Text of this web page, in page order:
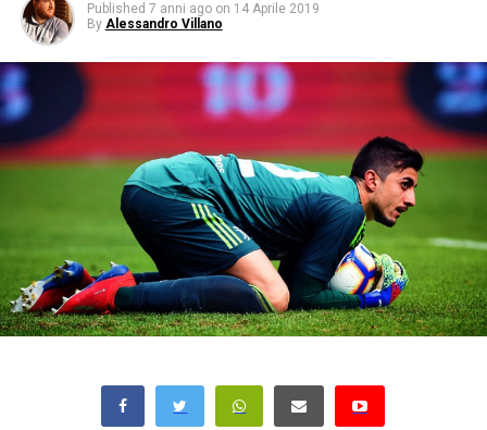
Published 7 anni ago on 14 Aprile 2019
By Alessandro Villano